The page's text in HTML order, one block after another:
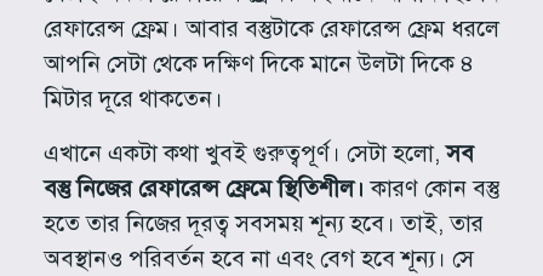
রেফারেন্স ফ্রেম। আবার বস্তুটাকে রেফারেন্স ফ্রেম ধরলে
আপনি সেটা থেকে দক্ষিণ দিকে মানে উলটা দিকে ৪
মিটার দূরে থাকতেন।
এখানে একটা কথা খুবই গুরুত্বপূর্ণ। সেটা হলো,সব
বস্তু নিজের রেফারেন্স ফ্রেমে স্থিতিশীল।কারণ কোন বস্তু
হতে তার নিজের দূরত্ব সবসময় শূন্য হবে। তাই, তার
অবস্থানও পরিবর্তন হবে না এবং বেগ হবে শূন্য। সে